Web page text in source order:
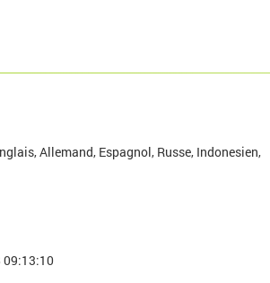
Allemand, Espagnol, Russe, Indonesien,
09:13:10